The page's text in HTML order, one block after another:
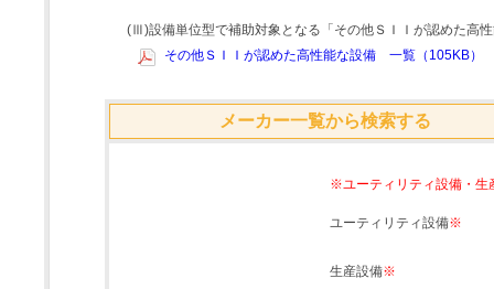
(Ⅲ)設備単位型で補助対象となる「その他ＳＩＩが認めた高
その他ＳＩＩが認めた高性能な設備 一覧（105KB）
メーカー一覧から検索する
※ユーティリティ設備・生
ユーティリティ設備※
生産設備※